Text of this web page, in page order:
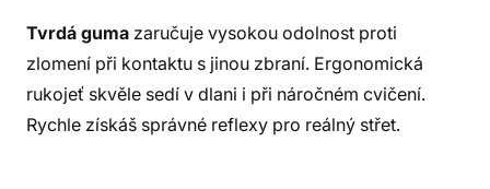
Tvrdá guma zaručuje vysokou odolnost proti
zlomení při kontaktu s jinou zbraní. Ergonomická
rukojeť skvěle sedí v dlani i při náročném cvičení.
Rychle získáš správné reflexy pro reálný střet.